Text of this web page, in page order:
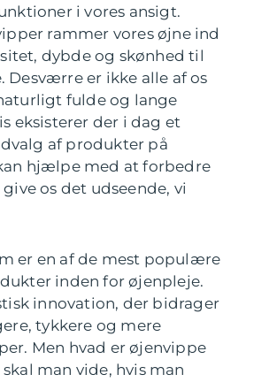
i vores ansigt.
rammer vores øjne ind
dybde og skønhed til
Desværre er ikke alle af os
fulde og lange
eksisterer der i dag et
af produkter på
hjælpe med at forbedre
os det udseende, vi
er en af de mest populære
inden for øjenpleje.
innovation, der bidrager
tykkere og mere
Men hvad er øjenvippe
man vide, hvis man